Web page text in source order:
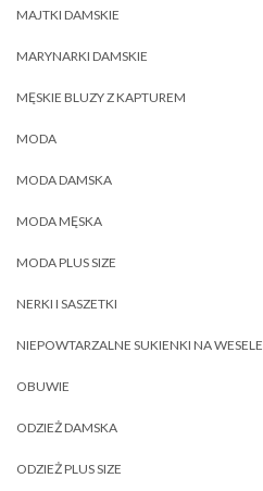
MAJTKI DAMSKIE
MARYNARKI DAMSKIE
MĘSKIE BLUZY Z KAPTUREM
MODA
MODA DAMSKA
MODA MĘSKA
MODA PLUS SIZE
NERKI I SASZETKI
NIEPOWTARZALNE SUKIENKI NA WESELE
OBUWIE
ODZIEŻ DAMSKA
ODZIEŻ PLUS SIZE